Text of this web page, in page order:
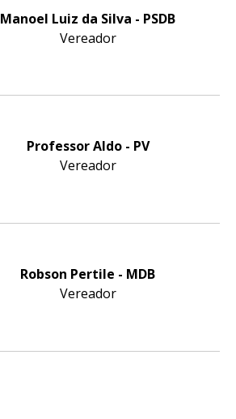
Manoel Luiz da Silva - PSDB
Vereador
Professor Aldo - PV
Vereador
Robson Pertile - MDB
Vereador